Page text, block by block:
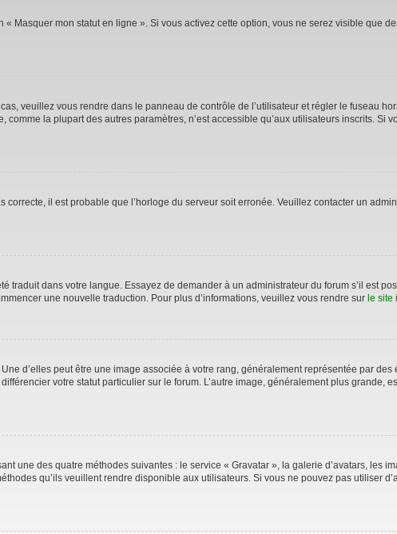
Masquer mon statut en ligne ». Si vous activez cette option, vous ne serez visible que
veuillez vous rendre dans le panneau de contrôle de l’utilisateur et régler le fuseau
la plupart des autres paramètres, n’est accessible qu’aux utilisateurs inscrits. Si
il est probable que l’horloge du serveur soit erronée. Veuillez contacter un
traduit dans votre langue. Essayez de demander à un administrateur du forum s’il est
une nouvelle traduction. Pour plus d’informations, veuillez vous rendre sur le site
d’elles peut être une image associée à votre rang, généralement représentée par
votre statut particulier sur le forum. L’autre image, généralement plus grande,
une des quatre méthodes suivantes : le service « Gravatar », la galerie d’avatars, les
qu’ils veuillent rendre disponible aux utilisateurs. Si vous ne pouvez pas utiliser